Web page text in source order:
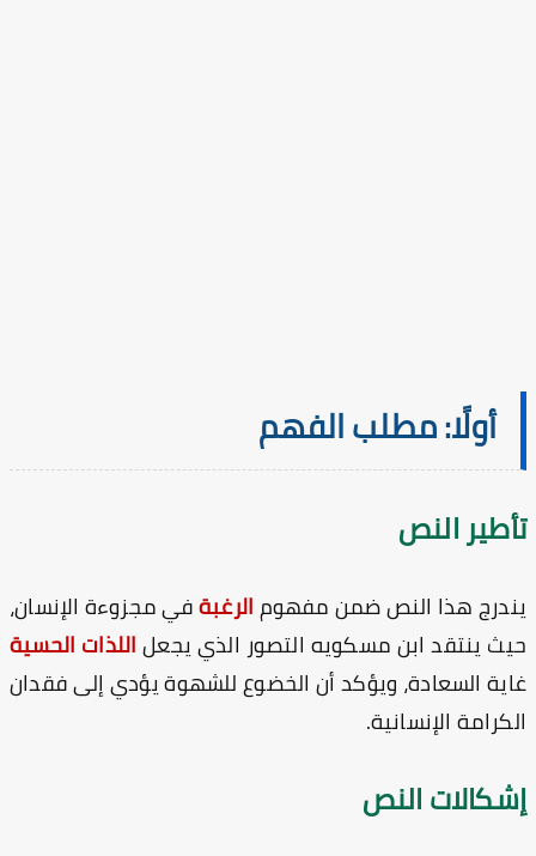
أولًا: مطلب الفهم
النص
هذا النص ضمن مفهومالرغبةفي مجزوءة الإنسان،
ينتقد ابن مسكويه التصور الذي يجعلاللذات الحسية
السعادة، ويؤكد أن الخضوع للشهوة يؤدي إلى فقدان
الإنسانية.
النص